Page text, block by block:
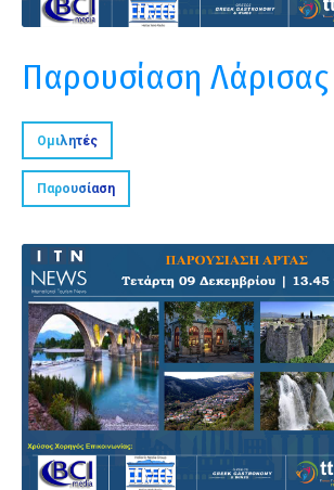
Παρουσίαση Λάρισας
Ομιλητές
Παρουσίαση